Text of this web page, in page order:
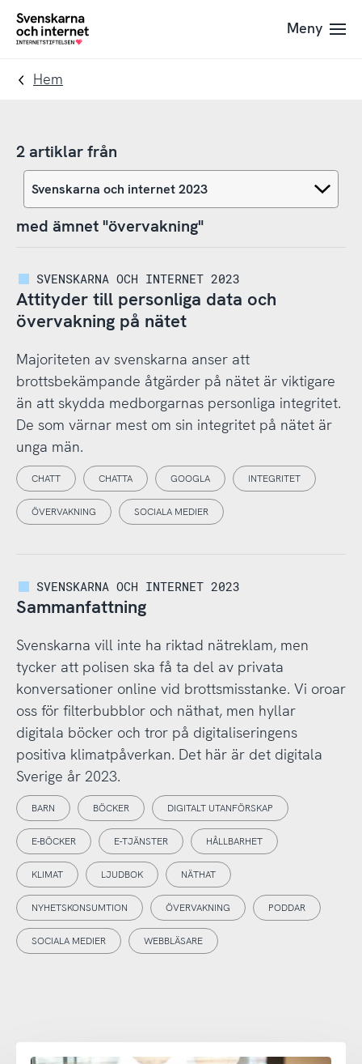
Till
navigation
Till
innehåll
To
Meny
Hem
2 artiklar från
med ämnet "övervakning"
SVENSKARNA OCH INTERNET 2023
Attityder till personliga data och
övervakning på nätet
Majoriteten av svenskarna anser att
brottsbekämpande åtgärder på nätet är viktigare
än att skydda medborgarnas personliga integritet.
De som värnar mest om sin integritet på nätet är
unga män.
CHATT CHATTA GOOGLA INTEGRITET
ÖVERVAKNING SOCIALA MEDIER
SVENSKARNA OCH INTERNET 2023
Sammanfattning
Svenskarna vill inte ha riktad nätreklam, men
tycker att polisen ska få ta del av privata
konversationer online vid brottsmisstanke. Vi oroar
oss för filterbubblor och näthat, men hyllar
digitala böcker och tror på digitaliseringens
positiva klimatpåverkan. Det här är det digitala
Sverige år 2023.
BARN BÖCKER DIGITALT UTANFÖRSKAP
E-BÖCKER E-TJÄNSTER HÅLLBARHET
KLIMAT LJUDBOK NÄTHAT
NYHETSKONSUMTION ÖVERVAKNING PODDAR
SOCIALA MEDIER WEBBLÄSARE